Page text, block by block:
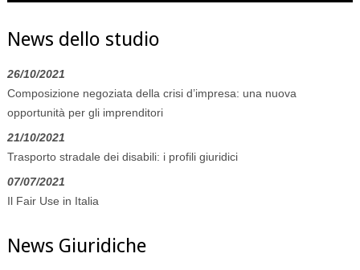
News dello studio
26/10/2021
Composizione negoziata della crisi d’impresa: una nuova
opportunità per gli imprenditori
21/10/2021
Trasporto stradale dei disabili: i profili giuridici
07/07/2021
Il Fair Use in Italia
News Giuridiche